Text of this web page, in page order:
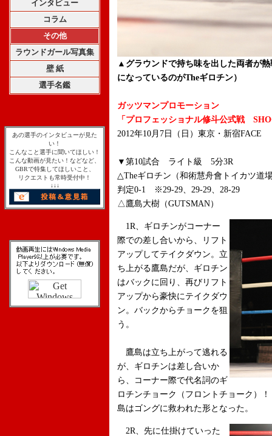
インタビュー
コラム
その他
ラウンドガール写真集
壁 紙
選手名鑑
あの選手のインタビューが見た
い！
こんなこと選手に聞いてほしい！
こんな動画が見たい！などなど、
GBRで特集してほしいこと、
リクエストも常時受付中！
↓↓↓
▲グラウンドで持ち味を出した両者が
になっているのがTheギロチン）
ガッツマンプロモーション
「プロフェッショナル修斗公式戦
2012年10月7日（日）東京・新宿FACE
▼第10試合 ライト級 5分3R
△Theギロチン（和術慧舟會トイカツ道
判定0-1 ※29-29、29-29、28-29
△鷹島大樹（GUTSMAN）
1R、ギロチンがコーナー
際での差し合いから、リフト
アップしてテイクダウン。立
ち上がる鷹島だが、ギロチン
はバックに回り、再びリフト
アップから豪快にテイクダウ
ン。バックからチョークを狙
う。
鷹島は立ち上がって逃れる
が、ギロチンは差し合いか
ら、コーナー際で代名詞のギ
ロチンチョーク（フロントチョーク）
島はゴングに救われた形となった。
2R、先に仕掛けていった